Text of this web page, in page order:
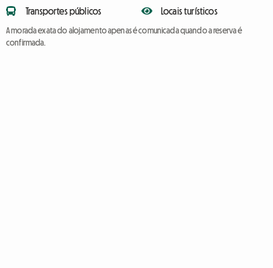
Transportes públicos Locais turísticos
A morada exata do alojamento apenas é comunicada quando a reserva é
confirmada.